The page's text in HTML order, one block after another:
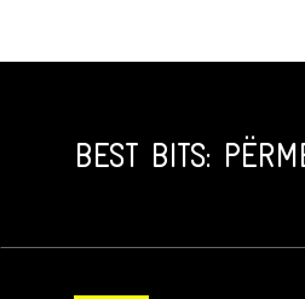
BEST BITS: